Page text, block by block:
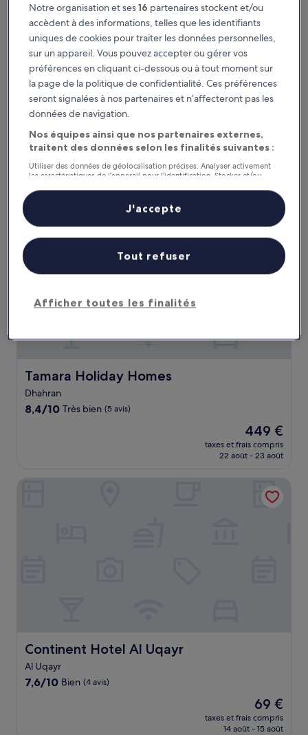
Ce soir
6 août - 7 août
Demain
7 août - 8 août
Ce week-end
7 août - 9 août
Le week-end prochain
14 août - 16 août
Où séjourner à Al Uqayr ?
voyageurs réels et de leur popularité auprès des clients ayant
réservé une nuit à Al Uqayr sur Hotels.com. Ces hôtels de Al
Uqayr offrent constamment confort, emplacement et
expérience voyageur. Dernière mise à jour le6 août 2026.
Masquer
Tamara Holiday Homes
Tamara Holiday Homes
Dhahran
8.4
8,4/10 Très bien (5 avis)
Le
nouveau
prix
de
449 €
449 €
taxes et frais compris
22 août - 23 août
Tamara Holiday Homes
Continent Hotel Al Uqayr
Continent Hotel Al Uqayr
Al Uqayr
7.6
7,6/10 Bien (4 avis)
Le
nouveau
prix
69 €
taxes et frais compris
14 août - 15 août
Notre organisation et ses16 partenaires stockent et/ou
accèdent à des informations, telles que les identifiants
uniques de cookies pour traiter les données personnelles,
sur un appareil. Vous pouvez accepter ou gérer vos
préférences en cliquant ci-dessous ou à tout moment sur
la page de la politique de confidentialité. Ces préférences
seront signalées à nos partenaires et n’affecteront pas les
données de navigation.
Nos équipes ainsi que nos partenaires externes,
traitent des données selon les finalités suivantes :
Utiliser des données de géolocalisation précises. Analyser activement
les caractéristiques de l’appareil pour l’identification. Stocker et/ou
personnalisés, mesure de performance des publicités et du contenu,
études d’audience et développement de services.
Liste de nos partenaires (fournisseurs)
Afficher toutes les finalités
Tout refuser
J'accepte